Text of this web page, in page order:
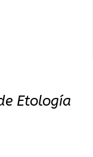
Etología